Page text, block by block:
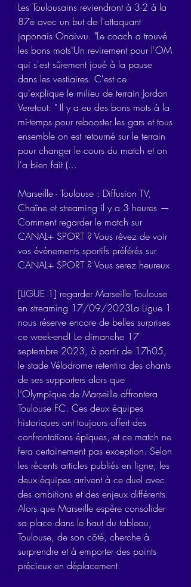
Les Toulousains reviendront à 3-2 à la
87e avec un but de l'attaquant
japonais Onaiwu. "Le coach a trouvé
les bons mots"Un revirement pour l'OM
qui s'est sûrement joué à la pause
dans les vestiaires. C'est ce
qu'explique le milieu de terrain Jordan
Veretout: " Il y a eu des bons mots à la
mi-temps pour rebooster les gars et tous
ensemble on est retourné sur le terrain
pour changer le cours du match et on
l'a bien fait (...
Marseille - Toulouse : Diffusion TV,
Chaîne et streaming il y a 3 heures —
Comment regarder le match sur
CANAL+ SPORT ? Vous rêvez de voir
vos événements sportifs préférés sur
CANAL+ SPORT ? Vous serez heureux
[LIGUE 1] regarder Marseille Toulouse
en streaming 17/09/2023La Ligue 1
nous réserve encore de belles surprises
ce week-end! Le dimanche 17
septembre 2023, à partir de 17h05,
le stade Vélodrome retentira des chants
de ses supporters alors que
l’Olympique de Marseille affrontera
Toulouse FC. Ces deux équipes
historiques ont toujours offert des
confrontations épiques, et ce match ne
fera certainement pas exception. Selon
les récents articles publiés en ligne, les
deux équipes arrivent à ce duel avec
des ambitions et des enjeux différents.
Alors que Marseille espère consolider
sa place dans le haut du tableau,
Toulouse, de son côté, cherche à
surprendre et à emporter des points
précieux en déplacement.